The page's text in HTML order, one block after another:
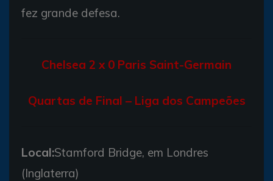
fez grande defesa.
Chelsea 2 x 0 Paris Saint-Germain
Quartas de Final – Liga dos Campeões
Local:Stamford Bridge, em Londres
(Inglaterra)